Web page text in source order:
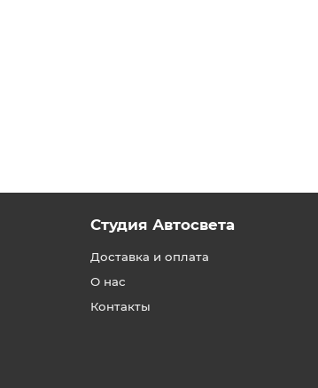
Студия Автосвета
Доставка и оплата
О нас
Контакты